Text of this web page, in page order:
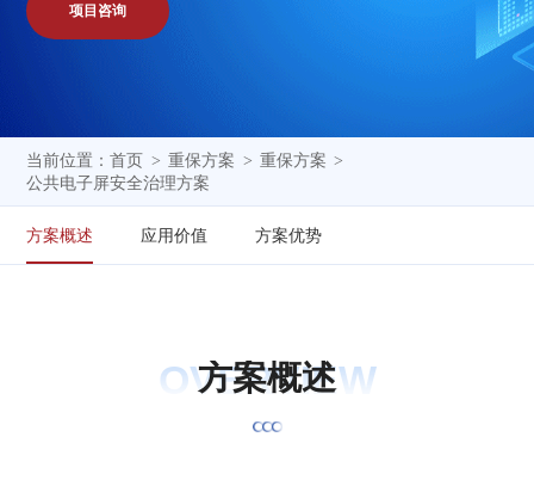
项目咨询
当前位置：首页 > 重保方案 > 重保方案 >
公共电子屏安全治理方案
方案概述 应用价值 方案优势
OVERVIEW
方案概述